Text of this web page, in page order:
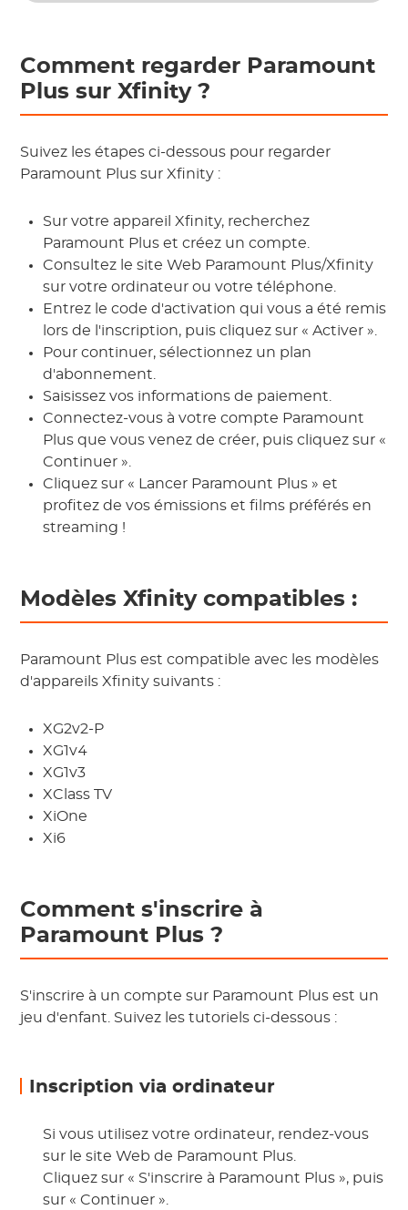
Comment regarder Paramount
Plus sur Xfinity ?
Suivez les étapes ci-dessous pour regarder
Paramount Plus sur Xfinity :
Sur votre appareil Xfinity, recherchez
Paramount Plus et créez un compte.
Consultez le site Web Paramount Plus/Xfinity
sur votre ordinateur ou votre téléphone.
Entrez le code d'activation qui vous a été remis
lors de l'inscription, puis cliquez sur « Activer ».
Pour continuer, sélectionnez un plan
d'abonnement.
Saisissez vos informations de paiement.
Connectez-vous à votre compte Paramount
Plus que vous venez de créer, puis cliquez sur «
Continuer ».
Cliquez sur « Lancer Paramount Plus » et
profitez de vos émissions et films préférés en
streaming !
Modèles Xfinity compatibles :
Paramount Plus est compatible avec les modèles
d'appareils Xfinity suivants :
XG2v2-P
XG1v4
XG1v3
XClass TV
XiOne
Xi6
Comment s'inscrire à
Paramount Plus ?
S'inscrire à un compte sur Paramount Plus est un
jeu d'enfant. Suivez les tutoriels ci-dessous :
Inscription via ordinateur
Si vous utilisez votre ordinateur, rendez-vous
sur le site Web de Paramount Plus.
Cliquez sur « S'inscrire à Paramount Plus », puis
sur « Continuer ».